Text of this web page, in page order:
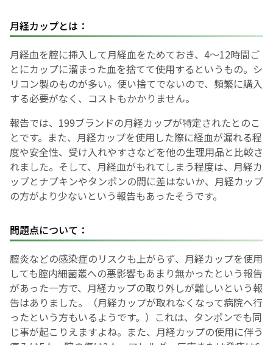
月経カップとは：
月経血を腟に挿入して月経血をためておき、4～12時間ご
とにカップに溜まった血を捨てて使用するというもの。シ
リコン製のものが多い。使い捨てでないので、頻繁に購入
する必要がなく、コストもかかりません。
報告では、199ブランドの月経カップが特定されたとのこ
とです。また、月経カップを使用した際に経血が漏れる程
度や安全性、受け入れやすさなどを他の生理用品と比較さ
れました。そして、月経血がもれてしまう程度は、月経カ
ップとナプキンやタンポンの間に差はないか、月経カップ
の方がより少ないという報告もあったそうです。
問題点について：
膣炎などの感染症のリスクも上がらず、月経カップを使用
しても腟内細菌叢への悪影響もあまり無かったという報告
があった一方で、月経カップの取り外しが難しいという報
告はありました。（月経カップが取れなくなって病院へ行
ったという方もいるようです。）これは、タンポンでも同
じ事が起こりえますよね。また、月経カップの使用に伴う